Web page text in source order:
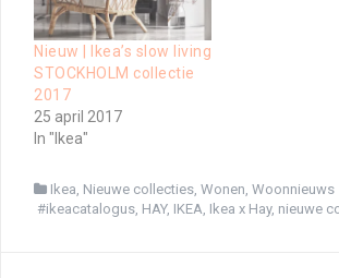
Nieuw | Ikea’s slow living
STOCKHOLM collectie
2017
25 april 2017
In "Ikea"
Ikea Nieuwe collecties Wonen Woonnieuws
#ikeacatalogus HAY, IKEA Ikea x Hay, nieuwe